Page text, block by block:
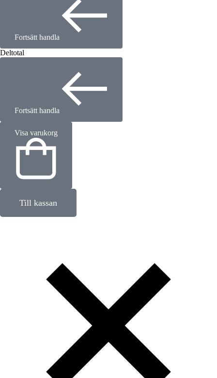
Fortsätt handla
Deltotal
Fortsätt handla
Visa varukorg
Till kassan